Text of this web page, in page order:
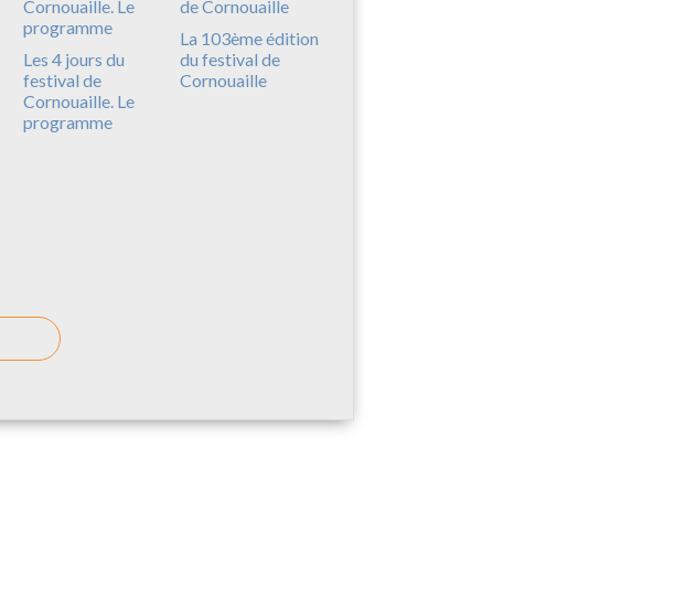
Les 4 jours du
festival de
Cornouaille. Le
programme
La 103ème édition
du festival de
Cornouaille